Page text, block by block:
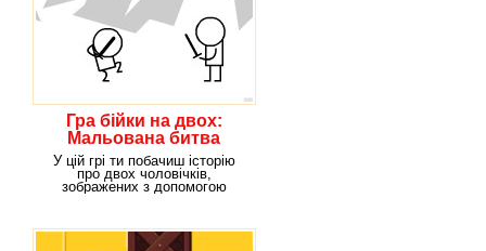
Гра бійки на двох:
Мальована битва
У цій грі ти побачиш історію
про двох чоловічків,
зображених з допомогою